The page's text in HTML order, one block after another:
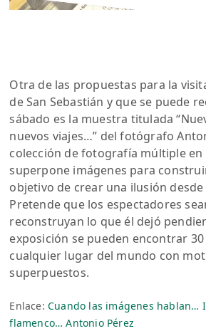
Otra de las propuestas para la
de San Sebastián y que se puede
sábado es la muestra titulada
nuevos viajes…” del fotógrafo
colección de fotografía múltiple en
superpone imágenes para
objetivo de crear una ilusión
Pretende que los espectadores
reconstruyan lo que él dejó
exposición se pueden encontrar
cualquier lugar del mundo con
superpuestos.
Enlace:Cuando las imágenes hablan…
flamenco… Antonio Pérez